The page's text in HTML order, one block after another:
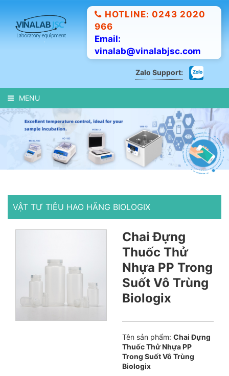
HOTLINE: 0243 2020
966
Email:
vinalab@vinalabjsc.com
Zalo Support:
MENU
VẬT TƯ TIÊU HAO HÃNG BIOLOGIX
Chai Đựng
Thuốc Thử
Nhựa PP Trong
Suốt Vô Trùng
Biologix
Tên sản phẩm: Chai Đựng
Thuốc Thử Nhựa PP
Trong Suốt Vô Trùng
Biologix